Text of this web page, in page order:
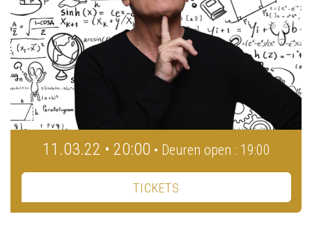
11.03.22 • 20:00 • Deuren open : 19:00
TICKETS